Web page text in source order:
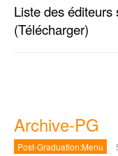
Liste des
(Télécharger)
Archive-PG
Post-Graduation:Menu